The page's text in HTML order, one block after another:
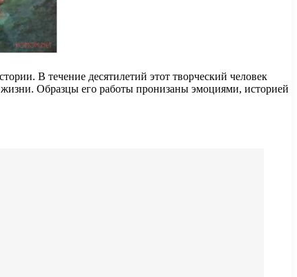
В течение десятилетий этот творческий человек
Образцы его работы пронизаны эмоциями, историей